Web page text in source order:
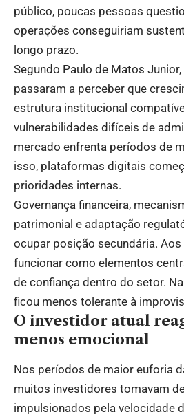
público, poucas pessoas
operações conseguiriam
longo prazo.
Segundo Paulo de Matos
passaram a perceber que
estrutura institucional
vulnerabilidades difíceis de
mercado enfrenta períodos de
isso, plataformas digitais
prioridades internas.
Governança financeira,
patrimonial e adaptação
ocupar posição secundária.
funcionar como elementos
de confiança dentro do setor.
ficou menos tolerante à
O investidor atual
menos emocional
Nos períodos de maior euforia
muitos investidores tomavam
impulsionados pela velocidade